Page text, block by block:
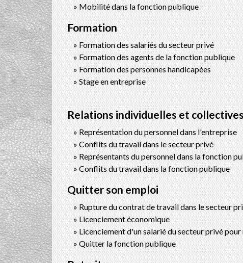
Mobilité dans la fonction publique
Formation
Formation des salariés du secteur privé
Formation des agents de la fonction publique
Formation des personnes handicapées
Stage en entreprise
Relations individuelles et
Représentation du personnel dans l'entreprise
Conflits du travail dans le secteur privé
Représentants du personnel dans la fonction
Conflits du travail dans la fonction publique
Quitter son emploi
Rupture du contrat de travail dans le secteur
Licenciement économique
Licenciement d'un salarié du secteur privé
Quitter la fonction publique